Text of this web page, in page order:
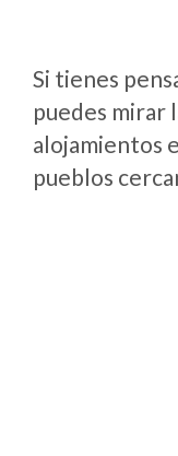
Si tienes
puedes mirar
alojamientos
pueblos